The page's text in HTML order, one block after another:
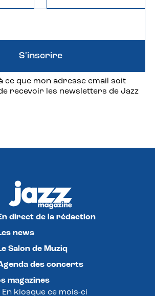
ce que mon adresse email soit
recevoir les newsletters de Jazz
S'inscrire
direct de la rédaction
news
Salon de Muziq
des concerts
magazines
En kiosque ce mois-ci